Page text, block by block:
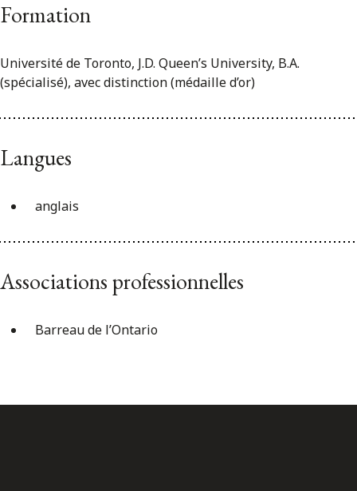
Formation
Université de Toronto, J.D. Queen’s University, B.A.
(spécialisé), avec distinction (médaille d’or)
Langues
anglais
Associations professionnelles
Barreau de l’Ontario